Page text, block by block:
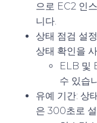
으로 EC2 인
니다.
상태 점검 설정
상태 확인을
ELB 및
수 있습
유예 기간: 상
은 300초로